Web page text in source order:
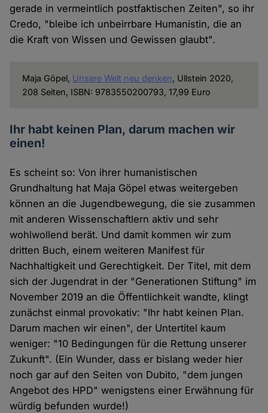
gerade in vermeintlich postfaktischen Zeiten", so ihr
Credo, "bleibe ich unbeirrbare Humanistin, die an
die Kraft von Wissen und Gewissen glaubt".
Maja Göpel, Unsere Welt neu denken, Ullstein 2020,
208 Seiten, ISBN: 9783550200793, 17,99 Euro
Ihr habt keinen Plan, darum machen wir
einen!
Es scheint so: Von ihrer humanistischen
Grundhaltung hat Maja Göpel etwas weitergeben
können an die Jugendbewegung, die sie zusammen
mit anderen Wissenschaftlern aktiv und sehr
wohlwollend berät. Und damit kommen wir zum
dritten Buch, einem weiteren Manifest für
Nachhaltigkeit und Gerechtigkeit. Der Titel, mit dem
sich der Jugendrat in der "Generationen Stiftung" im
November 2019 an die Öffentlichkeit wandte, klingt
zunächst einmal provokativ: "Ihr habt keinen Plan.
Darum machen wir einen", der Untertitel kaum
weniger: "10 Bedingungen für die Rettung unserer
Zukunft". (Ein Wunder, dass er bislang weder hier
noch gar auf den Seiten von Dubito, "dem jungen
Angebot des HPD" wenigstens einer Erwähnung für
würdig befunden wurde!)